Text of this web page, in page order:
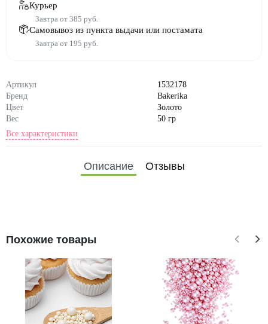
Артикул
1532178
Бренд
Bakerika
Цвет
Золото
Вес
50 гр
Все характеристики
н, эмульгатор E322, карнауб
Курьер
Завтра от 385 руб.
Самовывоз из пункта выдачи или постамата
Завтра от 195 руб.
Описание Отзывы
Похожие товары